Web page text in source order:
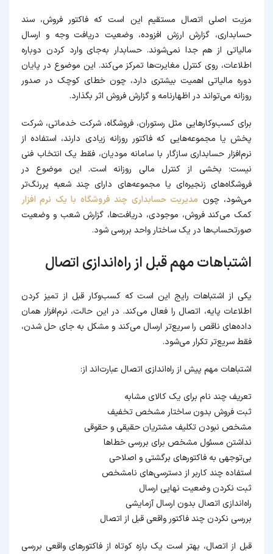
مزیت اصلی اتصال مستقیم این است که فاکتور فروش، سند
حسابداری، گزارش ارزش افزوده، وضعیت دریافت وجه و ارسال
مالیاتی از هم جدا نمی‌شوند. حسابدار به‌جای وارد کردن دوباره
اطلاعات، روی کنترل مغایرت‌ها تمرکز می‌کند. این موضوع در پایان
دوره مالیاتی اهمیت بیشتری دارد، چون خطای کوچک در صدور
روزانه می‌تواند در اظهارنامه و گزارش فروش اثر بگذارد.
برای کسب‌وکارهایی مثل رستوران، فروشگاه، شرکت خدماتی، شرکت
پخش یا مجموعه‌هایی که فاکتور روزانه زیادی دارند، استفاده از
نرم‌افزار حسابداری سازگار با سامانه مودیان، فقط یک انتخاب فنی
نیست؛ بخشی از کنترل مالی روزانه است. این موضوع در
فروشگاه‌های زنجیره‌ای یا مجموعه‌های دارای چند شعبه پررنگ‌تر
می‌شود، چون مدیریت حسابداری چند فروشگاه با یک نرم افزار
کمک می‌کند فروش، موجودی، دریافت‌ها، گزارش شعب و وضعیت
صورتحساب‌ها در یک ساختار واحد بررسی شود.
اشتباهات مهم قبل از راه‌اندازی اتصال
یکی از اشتباهات رایج این است که کسب‌وکار قبل از تمیز کردن
اطلاعات پایه، اتصال را فعال می‌کند. در این حالت، نرم‌افزار همان
داده‌های ناقص را سریع‌تر ارسال می‌کند و مشکل به جای حل شدن،
فقط سریع‌تر تکرار می‌شود.
اشتباهات مهم پیش از راه‌اندازی اتصال عبارت‌اند از:
تعریف چند نام برای یک کالای مشابه
ثبت فروش بدون ساختار مشخص تخفیف
مشخص نبودن تکلیف مشتریان حقیقی و حقوقی
نداشتن مسئول مشخص برای بررسی خطاها
بی‌توجهی به فاکتورهای برگشتی و اصلاحی
استفاده چند کاربر از دسترسی‌های نامشخص
ثبت نکردن وضعیت نهایی ارسال
راه‌اندازی اتصال بدون ارسال آزمایشی
بررسی نکردن چند فاکتور واقعی قبل از اتصال
قبل از اتصال، بهتر است یک بازه کوتاه از فاکتورهای واقعی بررسی